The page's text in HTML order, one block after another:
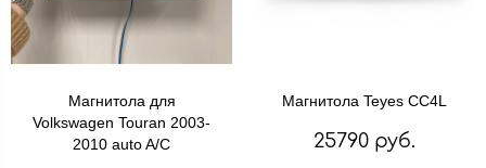
Магнитола для
Volkswagen Touran 2003-
2010 auto A/C
Магнитола Teyes CC4L
25790 руб.